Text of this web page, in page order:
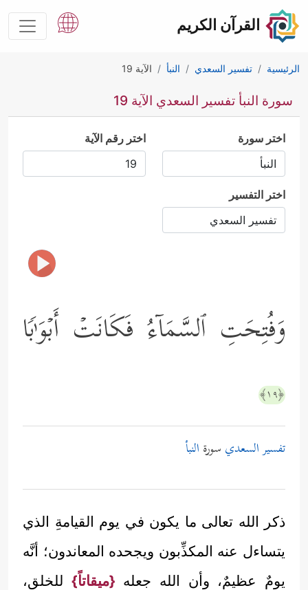
القرآن الكريم
الرئيسية تفسير السعدي النبأ الآية 19
سورة النبأ تفسير السعدي الآية 19
اختر سورة اختر رقم الآية
اختر التفسير
وَفُتِحَتِ ٱلسَّمَاۤءُ فَكَانَتۡ أَبۡوَ ٰ⁠بࣰا
﴿١٩﴾
تفسير السعدي سورة النبأ
ذكر الله تعالى ما يكون في يوم القيامةِ الذي
يتساءل عنه المكذِّبون ويجحده المعاندون؛ أنَّه
يومٌ عظيمٌ، وأن الله جعله {ميقاتاً} للخلق،